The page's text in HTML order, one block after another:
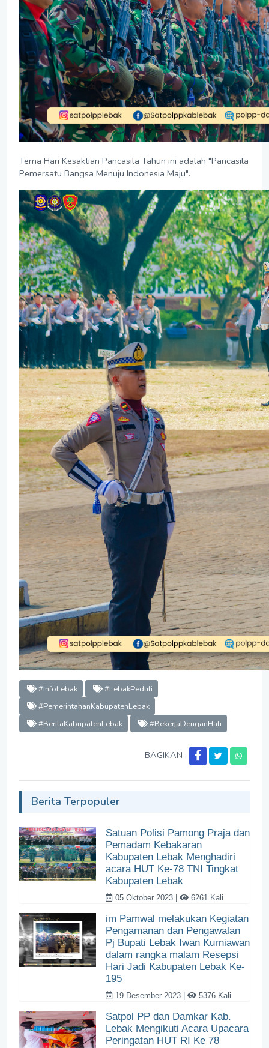
Tema Hari Kesaktian Pancasila Tahun ini adalah "Pancasila
Pemersatu Bangsa Menuju Indonesia Maju".
#InfoLebak
#LebakPeduli
#PemerintahanKabupatenLebak
#BeritaKabupatenLebak
#BekerjaDenganHati
BAGIKAN :
Berita Terpopuler
Satuan Polisi Pamong Praja dan
Pemadam Kebakaran
Kabupaten Lebak Menghadiri
acara HUT Ke-78 TNI Tingkat
Kabupaten Lebak
05 Oktober 2023 | 6261 Kali
im Pamwal melakukan Kegiatan
Pengamanan dan Pengawalan
Pj Bupati Lebak Iwan Kurniawan
dalam rangka malam Resepsi
Hari Jadi Kabupaten Lebak Ke-
195
19 Desember 2023 | 5376 Kali
Satpol PP dan Damkar Kab.
Lebak Mengikuti Acara Upacara
Peringatan HUT RI Ke 78